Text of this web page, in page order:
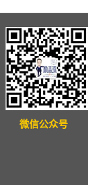
微信公众号